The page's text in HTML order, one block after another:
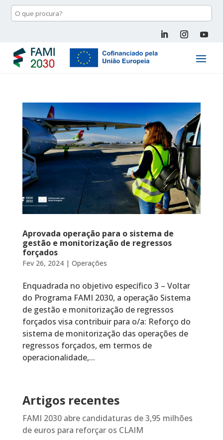
Aprovada operação para o sistema de
gestão e monitorização de regressos
forçados
Fev 26, 2024| Operações
Enquadrada no objetivo específico 3 – Voltar
do Programa FAMI 2030, a operação Sistema
de gestão e monitorização de regressos
forçados visa contribuir para o/a: Reforço do
sistema de monitorização das operações de
regressos forçados, em termos de
operacionalidade,...
Artigos recentes
FAMI 2030 abre candidaturas de 3,95 milhões
de euros para reforçar os CLAIM